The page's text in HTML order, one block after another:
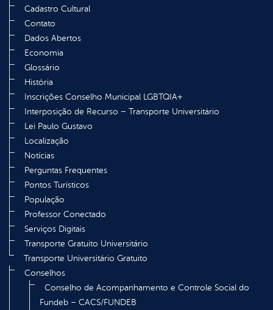
Cadastro Cultural
Contato
Dados Abertos
Economia
Glossário
História
Inscrições Conselho Municipal LGBTQIA+
Interposição de Recurso – Transporte Universitário
Lei Paulo Gustavo
Localização
Notícias
Perguntas Frequentes
Pontos Turísticos
População
Professor Conectado
Serviços Digitais
Transporte Gratuito Universitário
Transporte Universitário Gratuito
Conselhos
Conselho de Acompanhamento e Controle Social do
Fundeb – CACS/FUNDEB